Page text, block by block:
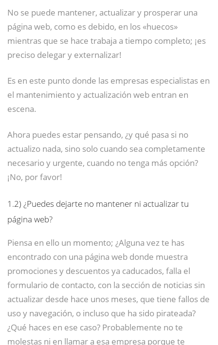
No se puede mantener, actualizar y prosperar una
página web, como es debido, en los «huecos»
mientras que se hace trabaja a tiempo completo; ¡es
preciso delegar y externalizar!
Es en este punto donde las empresas especialistas en
el mantenimiento y actualización web entran en
escena.
Ahora puedes estar pensando, ¿y qué pasa si no
actualizo nada, sino solo cuando sea completamente
necesario y urgente, cuando no tenga más opción?
¡No, por favor!
1.2) ¿Puedes dejarte no mantener ni actualizar tu
página web?
Piensa en ello un momento; ¿Alguna vez te has
encontrado con una página web donde muestra
promociones y descuentos ya caducados, falla el
formulario de contacto, con la sección de noticias sin
actualizar desde hace unos meses, que tiene fallos de
uso y navegación, o incluso que ha sido pirateada?
¿Qué haces en ese caso? Probablemente no te
molestas ni en llamar a esa empresa porque te